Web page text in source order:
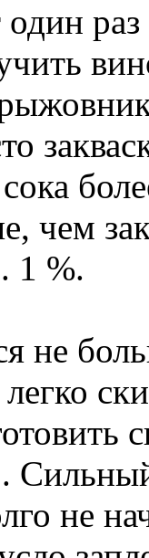
один
чем
1 %.
не
не